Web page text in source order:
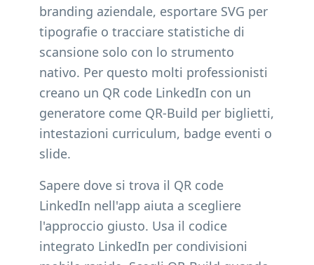
branding aziendale, esportare SVG per
tipografie o tracciare statistiche di
scansione solo con lo strumento
nativo. Per questo molti professionisti
creano un QR code LinkedIn con un
generatore come QR-Build per biglietti,
intestazioni curriculum, badge eventi o
slide.
Sapere dove si trova il QR code
LinkedIn nell'app aiuta a scegliere
l'approccio giusto. Usa il codice
integrato LinkedIn per condivisioni